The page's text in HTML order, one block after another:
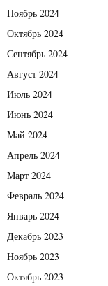
Ноябрь 2024
Октябрь 2024
Сентябрь 2024
Август 2024
Июль 2024
Июнь 2024
Май 2024
Апрель 2024
Март 2024
Февраль 2024
Январь 2024
Декабрь 2023
Ноябрь 2023
Октябрь 2023